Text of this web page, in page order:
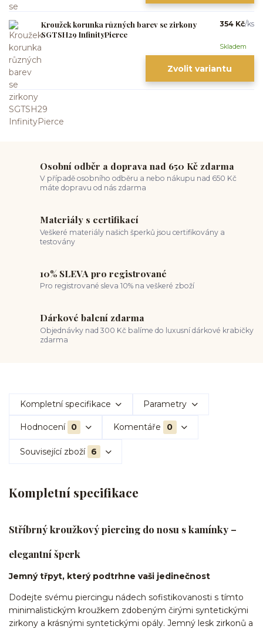
Kroužek korunka různých barev se zirkony
SGTSH29 InfinityPierce
354 Kč/ks
Skladem
Zvolit variantu
Osobní odběr a doprava nad 650 Kč zdarma
V případě osobního odběru a nebo nákupu nad 650 Kč
máte dopravu od nás zdarma
Materiály s certifikací
Veškeré materiály našich šperků jsou certifikovány a
testovány
10% SLEVA pro registrované
Pro registrované sleva 10% na veškeré zboží
Dárkové balení zdarma
Objednávky nad 300 Kč balíme do luxusní dárkové krabičky
zdarma
Kompletní specifikace Parametry
Hodnocení 0 Komentáře 0
Související zboží 6
Kompletní specifikace
Stříbrný kroužkový piercing do nosu s kamínky –
elegantní šperk
Jemný třpyt, který podtrhne vaši jedinečnost
Dodejte svému piercingu nádech sofistikovanosti s tímto
minimalistickým kroužkem zdobeným čirými syntetickými
zirkony a krásnými syntetickými opály. Jemný lesk zirkonů a